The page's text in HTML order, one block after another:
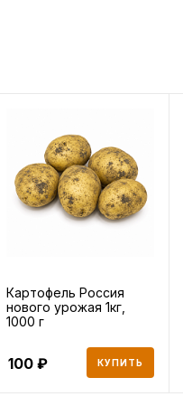
Картофель Россия
нового урожая 1кг,
1000 г
100 КУПИТЬ